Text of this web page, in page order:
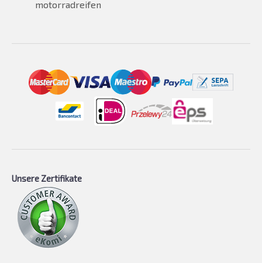
motorradreifen
Unsere Zertifikate